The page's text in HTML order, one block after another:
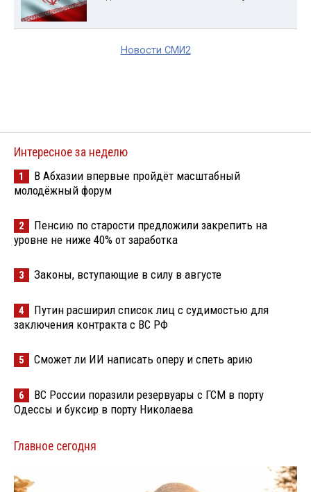
Новости СМИ2
Интересное за неделю
1
В Абхазии впервые пройдёт масштабный
молодёжный форум
2
Пенсию по старости предложили закрепить на
уровне не ниже 40% от заработка
3 Законы, вступающие в силу в августе
4
Путин расширил список лиц с судимостью для
заключения контракта с ВС РФ
5 Сможет ли ИИ написать оперу и спеть арию
6
ВС России поразили резервуары с ГСМ в порту
Одессы и буксир в порту Николаева
Главное сегодня